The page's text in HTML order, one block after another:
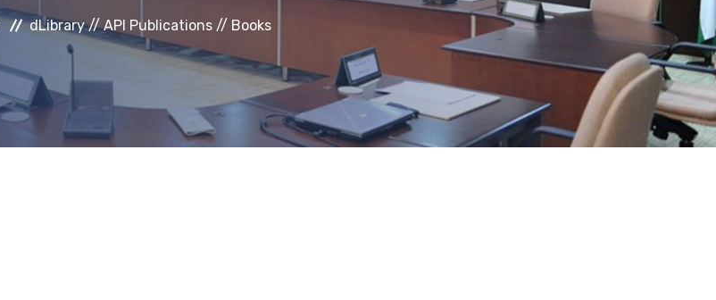
dLibrary // API Publications // Books